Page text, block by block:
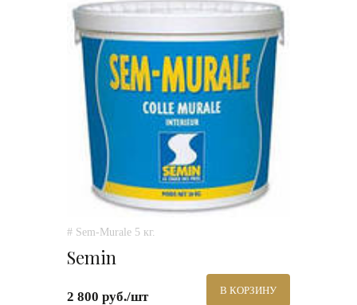
# Sem-Murale 5 кг.
Semin
2 800 руб./шт В КОРЗИНУ